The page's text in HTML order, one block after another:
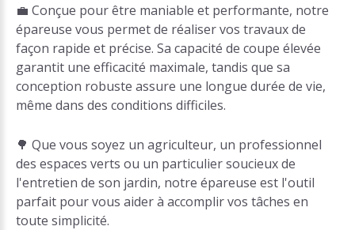
💼 Conçue pour être maniable et performante, notre
épareuse vous permet de réaliser vos travaux de
façon rapide et précise. Sa capacité de coupe élevée
garantit une efficacité maximale, tandis que sa
conception robuste assure une longue durée de vie,
même dans des conditions difficiles.
🌳 Que vous soyez un agriculteur, un professionnel
des espaces verts ou un particulier soucieux de
l'entretien de son jardin, notre épareuse est l'outil
parfait pour vous aider à accomplir vos tâches en
toute simplicité.